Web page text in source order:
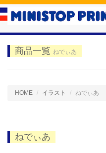
商品一覧 ねでぃあ
HOME イラスト ねでぃあ
ねでぃあ